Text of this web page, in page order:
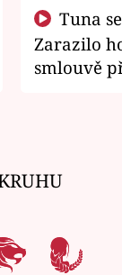
Zarazilo
smlouvě